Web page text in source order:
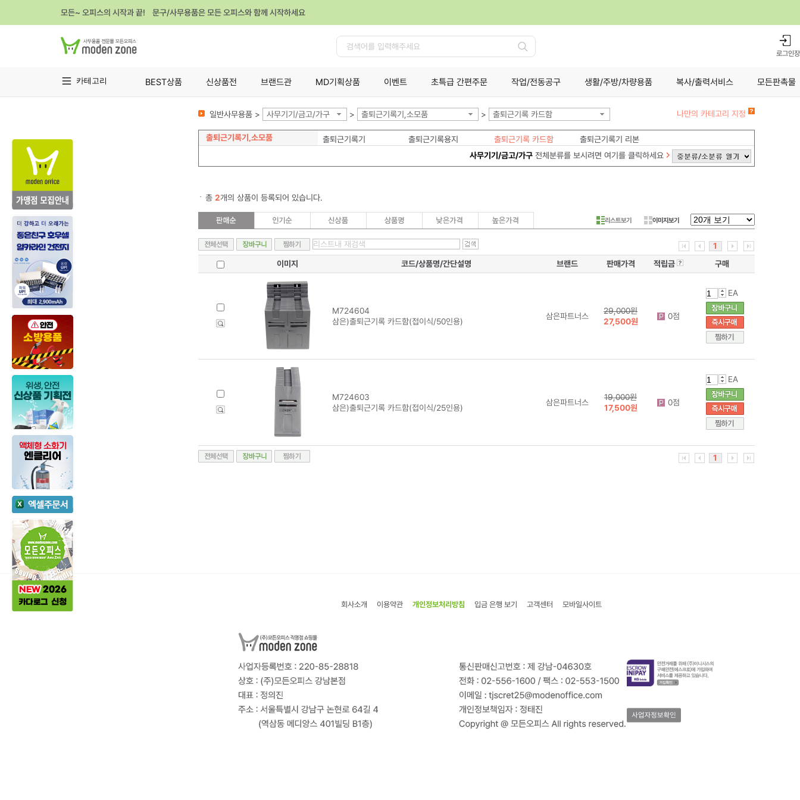
모든~ 오피스의 시작과 끝! 문구/사무용품은 모든 오피스와 함께 시작하세요
검
로그인
카테고리 BEST상품 신상품전 브랜드관 MD기획상품 이벤트 초특급 간편주문 작업/전동공구 생활/주방/차량용품 복사/출력서비스 모든판촉물
일반사무용품 > 사무기기/금고/가구 > 출퇴근기록기,소모품 > 출퇴근기록 카드함 나만의 카테고리 지정
출퇴근기록기,소모품 출퇴근기록기 출퇴근기록용지 출퇴근기록 카드함
출퇴근기록기 리본
사무기기/금고/가구전체분류를 보시려면 여기를 클릭하세요
총 2개의 상품이 등록되어 있습니다.
리스트보기 이미지보기
1
이미지
코드/상품명/간단설명 브랜드 판매가격 적립금 구매
M724604
삼은)출퇴근기록 카드함(접이식/50인용)
삼은파트너스
29,000원
27,500원
0점
EA
M724603
삼은)출퇴근기록 카드함(접이식/25인용)
삼은파트너스
19,000원
17,500원
0점
EA
1
회사소개 이용약관 개인정보처리방침 입금 은행 보기 고객센터 모바일사이트